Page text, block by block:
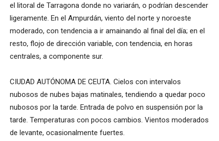
el litoral de Tarragona donde no variarán, o podrían descender
ligeramente. En el Ampurdán, viento del norte y noroeste
moderado, con tendencia a ir amainando al final del día; en el
resto, flojo de dirección variable, con tendencia, en horas
centrales, a componente sur.
CIUDAD AUTÓNOMA DE CEUTA. Cielos con intervalos
nubosos de nubes bajas matinales, tendiendo a quedar poco
nubosos por la tarde. Entrada de polvo en suspensión por la
tarde. Temperaturas con pocos cambios. Vientos moderados
de levante, ocasionalmente fuertes.